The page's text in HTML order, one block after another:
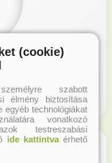
a hűségpontokat!
(cookie)
szabott
élmény biztosítása
egyéb technológiákat
vonatkozó
testreszabási
ide kattintvaérhető